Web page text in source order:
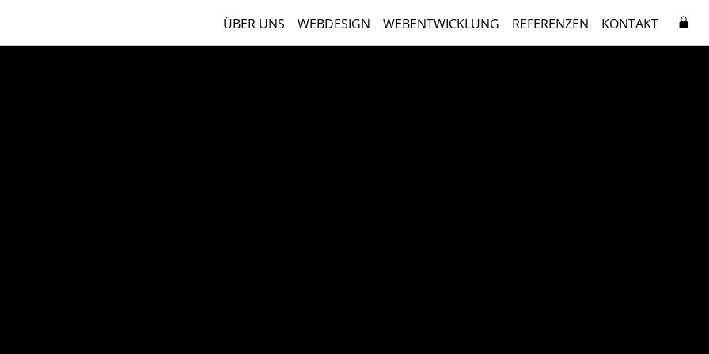
ÜBER UNS WEBDESIGN WEBENTWICKLUNG REFERENZEN KONTAKT